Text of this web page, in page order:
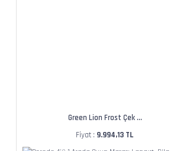
Green Lion Frost Çek ...
Fiyat : 9.994,13 TL